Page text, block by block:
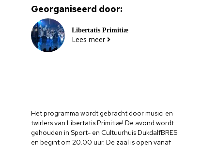
Het programma wordt gebracht door musici en
twirlers van Libertatis Primitiæ! De avond wordt
gehouden in Sport- en Cultuurhuis DukdalfBRES
en begint om 20.00 uur. De zaal is open vanaf
Georganiseerd door:
Libertatis Primitiæ
Lees meer